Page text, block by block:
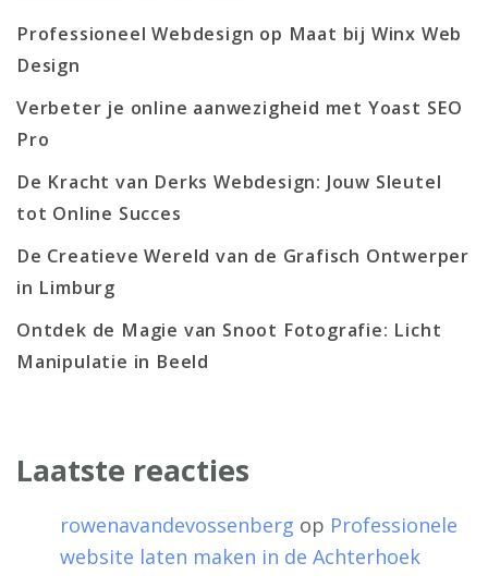
Professioneel Webdesign op Maat bij Winx Web
Design
Verbeter je online aanwezigheid met Yoast SEO
Pro
De Kracht van Derks Webdesign: Jouw Sleutel
tot Online Succes
De Creatieve Wereld van de Grafisch Ontwerper
in Limburg
Ontdek de Magie van Snoot Fotografie: Licht
Manipulatie in Beeld
Laatste reacties
rowenavandevossenberg op Professionele
website laten maken in de Achterhoek